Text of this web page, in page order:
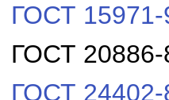
ГОСТ 15971-
ГОСТ 20886-
ГОСТ 24402-